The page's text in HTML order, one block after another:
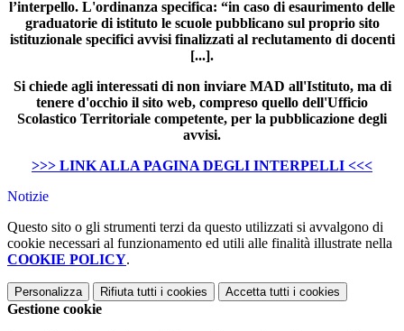
l’interpello. L'ordinanza specifica: “in caso di esaurimento delle
graduatorie di istituto le scuole pubblicano sul proprio sito
istituzionale specifici avvisi finalizzati al reclutamento di docenti
[...].
Si chiede agli interessati di non inviare MAD all'Istituto, ma di
tenere d'occhio il sito web, compreso quello dell'Ufficio
Scolastico Territoriale competente, per la pubblicazione degli
avvisi.
>>> LINK ALLA PAGINA DEGLI INTERPELLI <<<
Notizie
Questo sito o gli strumenti terzi da questo utilizzati si avvalgono di
cookie necessari al funzionamento ed utili alle finalità illustrate nella
COOKIE POLICY.
Personalizza Rifiuta tutti i cookies Accetta tutti i cookies
Gestione cookie